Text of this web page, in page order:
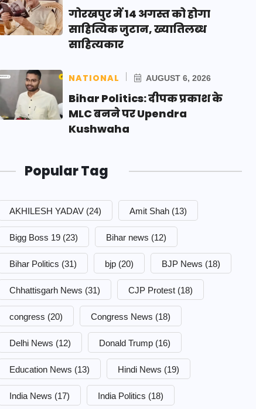
गोरखपुर में 14 अगस्त को होगा
साहित्यिक जुटान, ख्यातिलब्ध
साहित्यकार
NATIONAL AUGUST 6, 2026
Bihar Politics: दीपक प्रकाश के
MLC बनने पर Upendra
Kushwaha
Popular Tag
AKHILESH YADAV (24) Amit Shah (13)
Bigg Boss 19 (23) Bihar news (12)
Bihar Politics (31) bjp (20) BJP News (18)
Chhattisgarh News (31) CJP Protest (18)
congress (20) Congress News (18)
Delhi News (12) Donald Trump (16)
Education News (13) Hindi News (19)
India News (17) India Politics (18)